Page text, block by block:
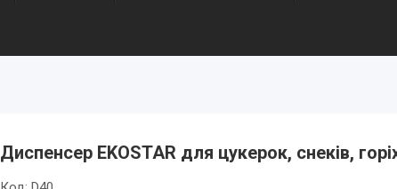
Диспенсер EKOSTAR для цукерок, снеків,